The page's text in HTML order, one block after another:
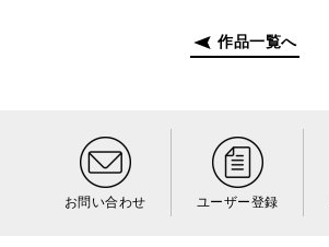
作品一覧へ
お問い合わせ ユーザー登録